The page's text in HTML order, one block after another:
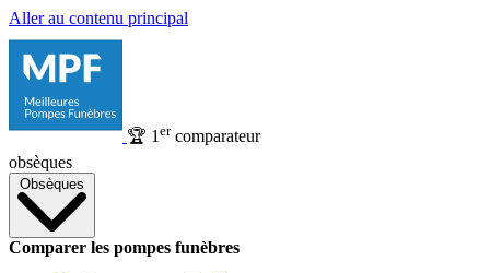
Aller au contenu principal
🏆 1 ercomparateur
obsèques
Obsèques
Comparer les pompes funèbres